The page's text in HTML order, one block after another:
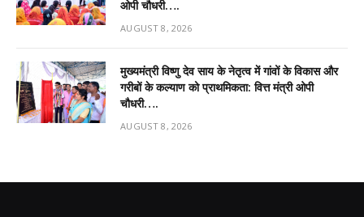
ओपी चौधरी….
AUGUST 8, 2026
मुख्यमंत्री विष्णु देव साय के नेतृत्व में गांवों के विकास और
गरीबों के कल्याण को प्राथमिकता: वित्त मंत्री ओपी
चौधरी….
AUGUST 8, 2026